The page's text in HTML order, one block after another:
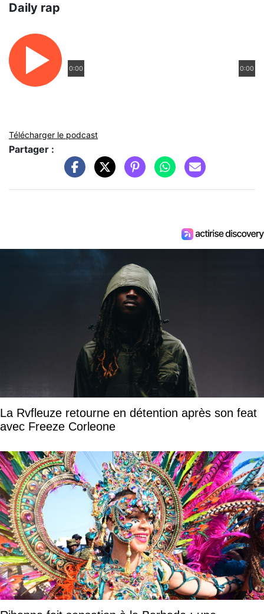
Daily rap
0:00 0:00
Télécharger le podcast
Partager :
La Rvfleuze retourne en détention après son feat
avec Freeze Corleone